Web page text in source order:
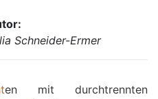
Schneider-Ermer
en mit durchtrennten